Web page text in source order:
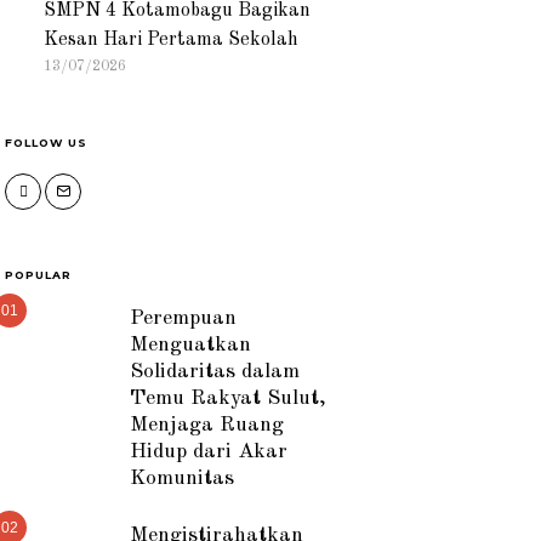
SMPN 4 Kotamobagu Bagikan
Kesan Hari Pertama Sekolah
13/07/2026
FOLLOW US
POPULAR
01
Perempuan
Menguatkan
Solidaritas dalam
Temu Rakyat Sulut,
Menjaga Ruang
Hidup dari Akar
Komunitas
02
Mengistirahatkan